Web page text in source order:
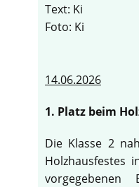
Text: Ki
Foto: Ki
14.06.2026
1. Platz beim
Die Klasse 2
Holzhausfestes
vorgegebenen